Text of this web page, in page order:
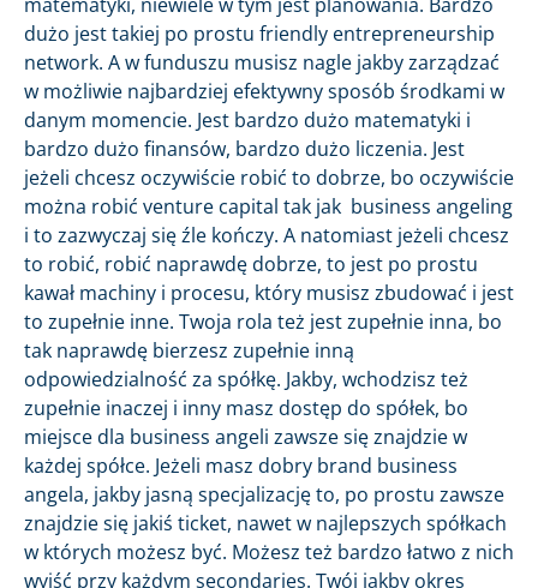
dużo jest takiej po prostu friendly entrepreneurship
network. A w funduszu musisz nagle jakby zarządzać
w możliwie najbardziej efektywny sposób środkami w
danym momencie. Jest bardzo dużo matematyki i
bardzo dużo finansów, bardzo dużo liczenia. Jest
jeżeli chcesz oczywiście robić to dobrze, bo oczywiście
można robić venture capital tak jak business angeling
i to zazwyczaj się źle kończy. A natomiast jeżeli chcesz
to robić, robić naprawdę dobrze, to jest po prostu
kawał machiny i procesu, który musisz zbudować i jest
to zupełnie inne. Twoja rola też jest zupełnie inna, bo
tak naprawdę bierzesz zupełnie inną
odpowiedzialność za spółkę. Jakby, wchodzisz też
zupełnie inaczej i inny masz dostęp do spółek, bo
miejsce dla business angeli zawsze się znajdzie w
każdej spółce. Jeżeli masz dobry brand business
angela, jakby jasną specjalizację to, po prostu zawsze
znajdzie się jakiś ticket, nawet w najlepszych spółkach
w których możesz być. Możesz też bardzo łatwo z nich
wyjść przy każdym secondaries. Twój jakby okres